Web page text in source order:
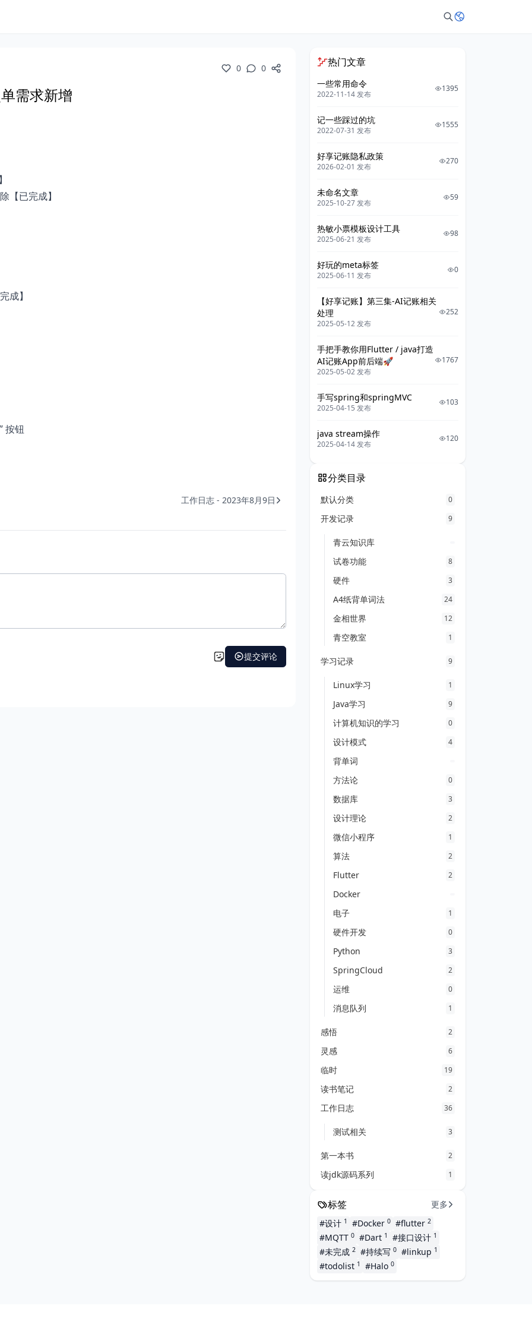
0 0
需求新增
【已完成】
成】
按钮
工作日志 - 2023年8月9日
热门文章
一些常用命令
2022-11-14 发布
1395
记一些踩过的坑
2022-07-31 发布
1555
好享记账隐私政策
2026-02-01 发布
270
未命名文章
2025-10-27 发布
59
热敏小票模板设计工具
2025-06-21 发布
98
好玩的meta标签
2025-06-11 发布
0
【好享记账】第三集-AI记账相关
处理
2025-05-12 发布
252
手把手教你用Flutter / java打造
AI记账App前后端🚀
2025-05-02 发布
1767
手写spring和springMVC
2025-04-15 发布
103
java stream操作
2025-04-14 发布
120
分类目录
默认分类 0
开发记录 9
青云知识库
试卷功能
8
硬件 3
A4纸背单词法 24
金相世界 12
青空教室 1
学习记录 9
Linux学习 1
Java学习 9
计算机知识的学习 0
设计模式 4
背单词
方法论
0
数据库 3
设计理论 2
微信小程序 1
算法 2
Flutter 2
Docker
电子
1
硬件开发 0
Python 3
SpringCloud 2
运维 0
消息队列 1
感悟 2
灵感 6
临时 19
读书笔记 2
工作日志 36
测试相关 3
第一本书 2
读jdk源码系列 1
标签
更多
#设计 1 #Docker 0 #flutter 2
#MQTT 0 #Dart 1 #接口设计 1
#未完成 2 #持续写 0 #linkup 1
#todolist 1 #Halo 0